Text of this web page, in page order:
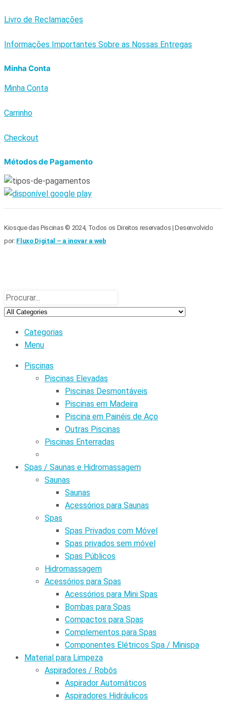
Livro de Reclamações
Informações Importantes Sobre as Nossas Entregas
Minha Conta
Minha Conta
Carrinho
Checkout
Métodos de Pagamento
Kiosque das Piscinas © 2024, Todos os Direitos reservados | Desenvolvido
por: Fluxo Digital – a inovar a web
Categorias
Menu
Piscinas
Piscinas Elevadas
Piscinas Desmontáveis
Piscinas em Madeira
Piscina em Painéis de Aço
Outras Piscinas
Piscinas Enterradas
Spas / Saunas e Hidromassagem
Saunas
Saunas
Acessórios para Saunas
Spas
Spas Privados com Móvel
Spas privados sem móvel
Spas Públicos
Hidromassagem
Acessórios para Spas
Acessórios para Mini Spas
Bombas para Spas
Compactos para Spas
Complementos para Spas
Componentes Elétricos Spa / Minispa
Material para Limpeza
Aspiradores / Robôs
Aspirador Automáticos
Aspiradores Hidráulicos